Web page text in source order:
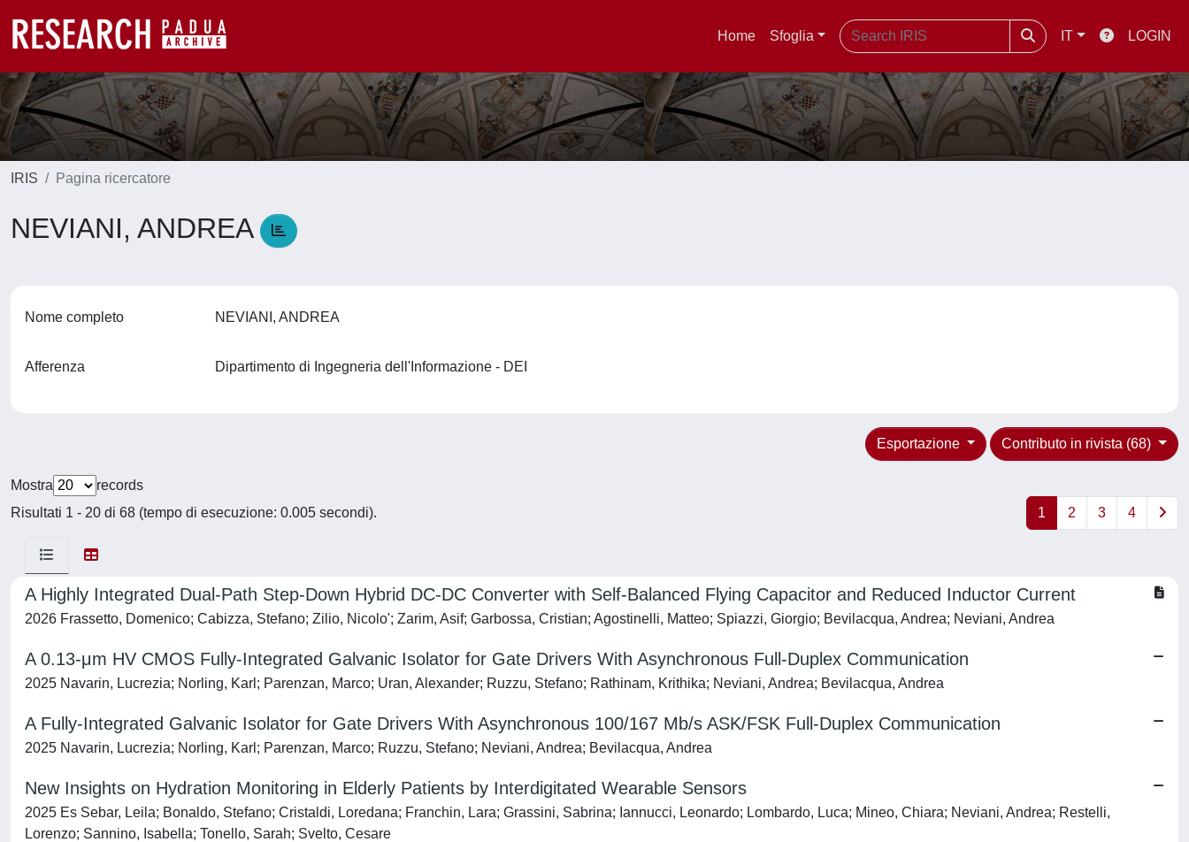
Home Sfoglia IT LOGIN
IRIS Pagina ricercatore
NEVIANI, ANDREA
Nome completo NEVIANI, ANDREA
Afferenza Dipartimento di Ingegneria dell'Informazione - DEI
Contributo in rivista (68)
Esportazione
Mostra
records
Risultati 1 - 20 di 68 (tempo di esecuzione: 0.005 secondi).
1 2 3 4
A Highly Integrated Dual-Path Step-Down Hybrid DC-DC Converter with Self-Balanced Flying Capacitor and Reduced Inductor Current
2026 Frassetto, Domenico; Cabizza, Stefano; Zilio, Nicolo'; Zarim, Asif; Garbossa, Cristian; Agostinelli, Matteo; Spiazzi, Giorgio; Bevilacqua, Andrea; Neviani, Andrea
A 0.13-μm HV CMOS Fully-Integrated Galvanic Isolator for Gate Drivers With Asynchronous Full-Duplex Communication
2025 Navarin, Lucrezia; Norling, Karl; Parenzan, Marco; Uran, Alexander; Ruzzu, Stefano; Rathinam, Krithika; Neviani, Andrea; Bevilacqua, Andrea
A Fully-Integrated Galvanic Isolator for Gate Drivers With Asynchronous 100/167 Mb/s ASK/FSK Full-Duplex Communication
2025 Navarin, Lucrezia; Norling, Karl; Parenzan, Marco; Ruzzu, Stefano; Neviani, Andrea; Bevilacqua, Andrea
New Insights on Hydration Monitoring in Elderly Patients by Interdigitated Wearable Sensors
2025 Es Sebar, Leila; Bonaldo, Stefano; Cristaldi, Loredana; Franchin, Lara; Grassini, Sabrina; Iannucci, Leonardo; Lombardo, Luca; Mineo, Chiara; Neviani, Andrea; Restelli,
Lorenzo; Sannino, Isabella; Tonello, Sarah; Svelto, Cesare